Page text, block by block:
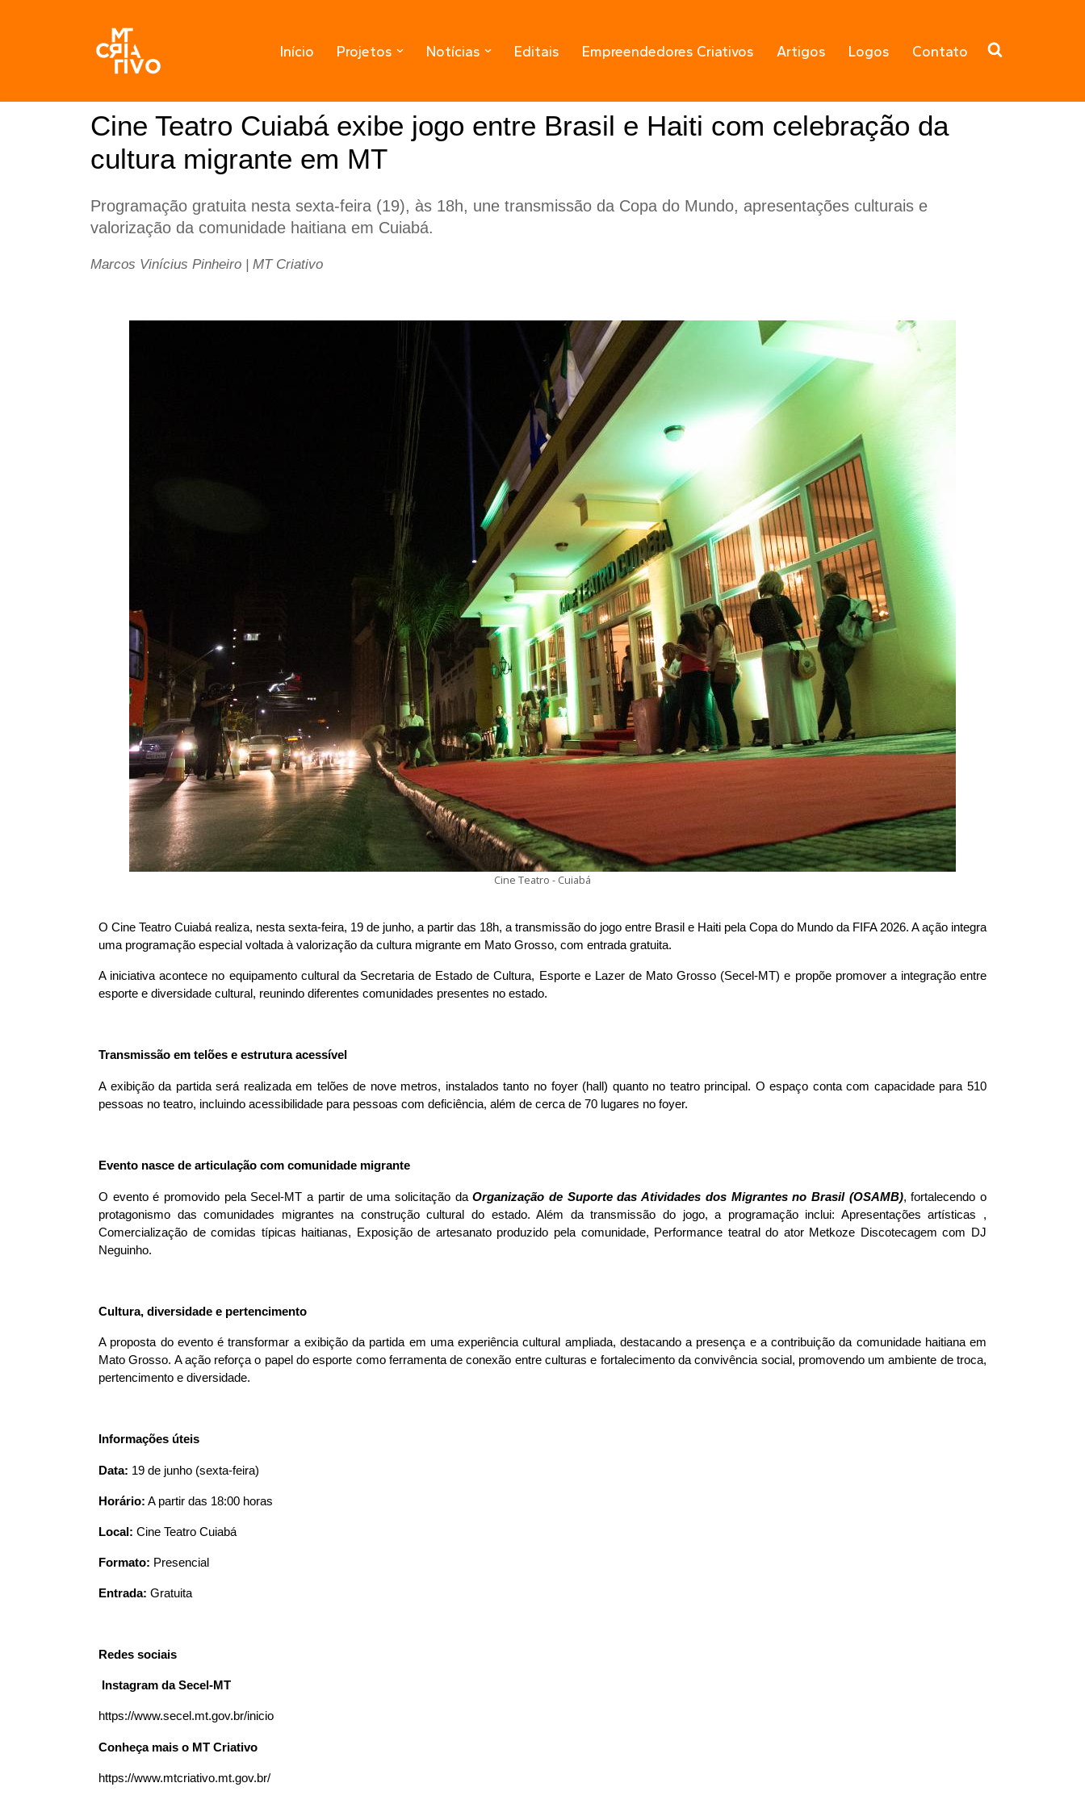
Início Projetos Notícias Editais Empreendedores Criativos Artigos Logos Contato
Cine Teatro Cuiabá exibe jogo entre Brasil e Haiti com celebração da
cultura migrante em MT
Programação gratuita nesta sexta-feira (19), às 18h, une transmissão da Copa do Mundo, apresentações culturais e
valorização da comunidade haitiana em Cuiabá.
Marcos Vinícius Pinheiro | MT Criativo
Cine Teatro - Cuiabá
O Cine Teatro Cuiabá realiza, nesta sexta-feira, 19 de junho, a partir das 18h, a transmissão do jogo entre Brasil e Haiti pela Copa do Mundo da FIFA 2026. A ação integra
uma programação especial voltada à valorização da cultura migrante em Mato Grosso, com entrada gratuita.
A iniciativa acontece no equipamento cultural da Secretaria de Estado de Cultura, Esporte e Lazer de Mato Grosso (Secel-MT) e propõe promover a integração entre
esporte e diversidade cultural, reunindo diferentes comunidades presentes no estado.
Transmissão em telões e estrutura acessível
A exibição da partida será realizada em telões de nove metros, instalados tanto no foyer (hall) quanto no teatro principal. O espaço conta com capacidade para 510
pessoas no teatro, incluindo acessibilidade para pessoas com deficiência, além de cerca de 70 lugares no foyer.
Evento nasce de articulação com comunidade migrante
O evento é promovido pela Secel-MT a partir de uma solicitação da Organização de Suporte das Atividades dos Migrantes no Brasil (OSAMB), fortalecendo o
protagonismo das comunidades migrantes na construção cultural do estado. Além da transmissão do jogo, a programação inclui: Apresentações artísticas ,
Comercialização de comidas típicas haitianas, Exposição de artesanato produzido pela comunidade, Performance teatral do ator Metkoze Discotecagem com DJ
Neguinho.
Cultura, diversidade e pertencimento
A proposta do evento é transformar a exibição da partida em uma experiência cultural ampliada, destacando a presença e a contribuição da comunidade haitiana em
Mato Grosso. A ação reforça o papel do esporte como ferramenta de conexão entre culturas e fortalecimento da convivência social, promovendo um ambiente de troca,
pertencimento e diversidade.
Informações úteis
Data: 19 de junho (sexta-feira)
Horário: A partir das 18:00 horas
Local: Cine Teatro Cuiabá
Formato: Presencial
Entrada: Gratuita
Redes sociais
nstagram da Secel-MT
https://www.secel.mt.gov.br/inicio
Conheça mais o MT Criativo
https://www.mtcriativo.mt.gov.br/